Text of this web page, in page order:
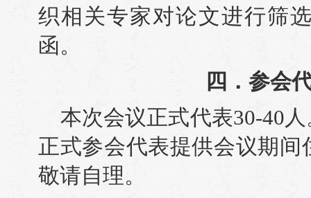
织相关专家对论文进行筛
函。
四．参会
本次会议正式代表30-40
正式参会代表提供会议期
敬请自理。